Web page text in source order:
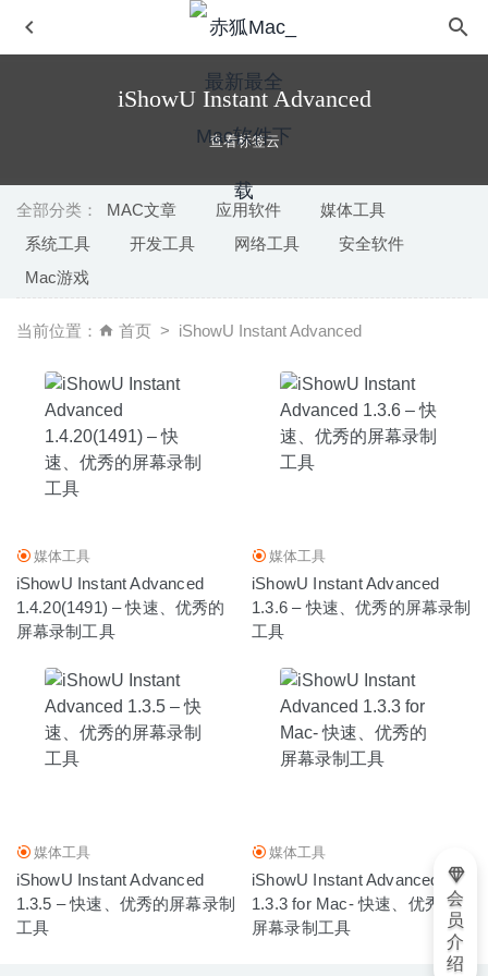
iShowU Instant Advanced
查看标签云
全部分类： MAC文章 应用软件
媒体工具
系统工具
开发工具 网络工具
安全软件
Mac游戏
当前位置： 首页 iShowU Instant Advanced
媒体工具
iShowU Instant Advanced
1.4.20(1491) – 快速、优秀的
屏幕录制工具
媒体工具
iShowU Instant Advanced
1.3.6 – 快速、优秀的屏幕录制
工具
媒体工具
iShowU Instant Advanced
1.3.5 – 快速、优秀的屏幕录制
工具
媒体工具
iShowU Instant Advanced
1.3.3 for Mac- 快速、优秀的
屏幕录制工具
会
员
介
绍
管理解锁工具
Visual Studio Code 1.48.2 中文版-微软轻量开源全能代码
Codepoint 1.22 中文版-图形字符代码开发工具 2026-02-25
Sublime Text 4.0 (4085) 中文版-非常出色的代码编辑器
2020-09-05
Macsome Spotify Downloader 2.5.5 中文版 – Spotify音乐
下载及转换工具